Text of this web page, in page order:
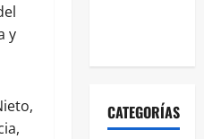
y
CATEGORÍAS